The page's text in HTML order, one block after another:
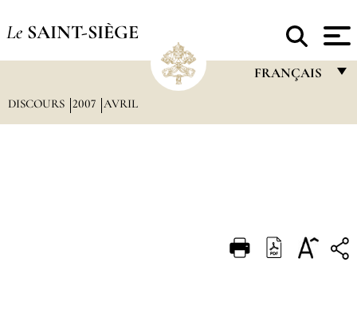
Le SAINT-SIÈGE
FRANÇAIS
DEUTSCH
DISCOURS 2007 AVRIL